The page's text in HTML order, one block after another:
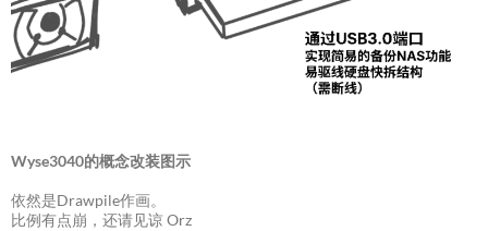
Wyse3040的概念改装图示
依然是Drawpile作画。
比例有点崩，还请见谅 Orz